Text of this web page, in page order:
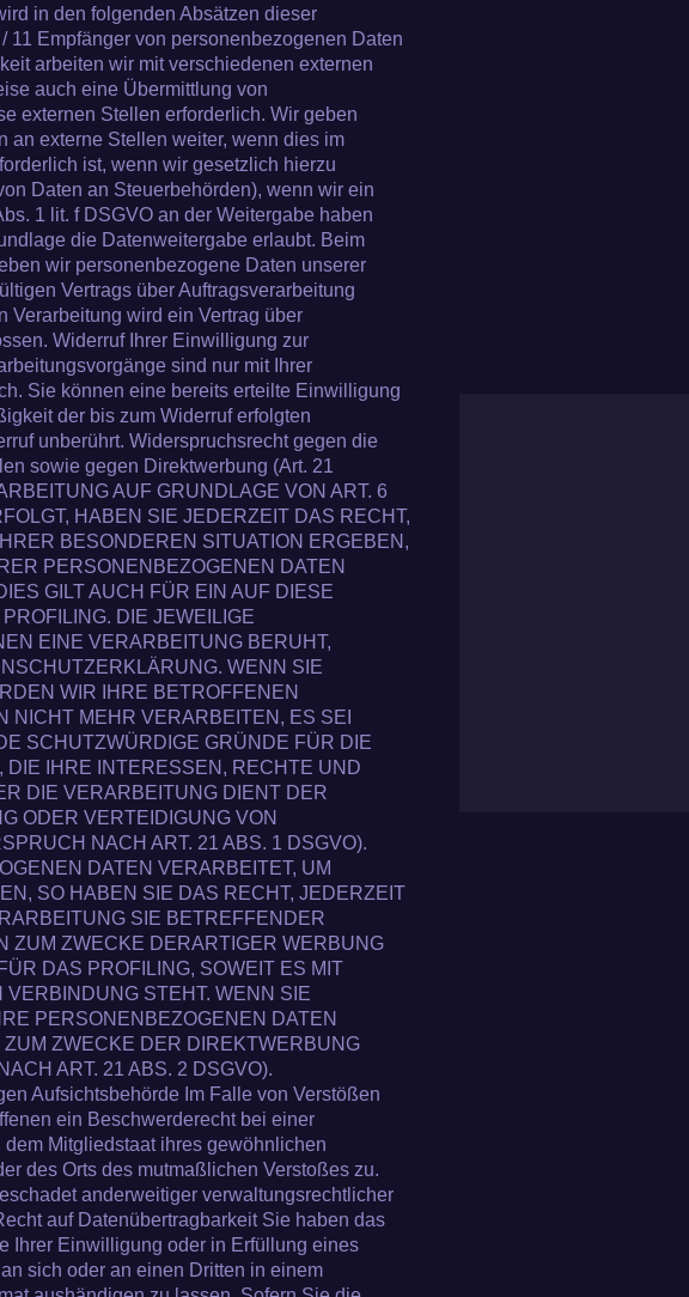
in den folgenden Absätzen dieser
11 Empfänger von personenbezogenen Daten
arbeiten wir mit verschiedenen externen
auch eine Übermittlung von
externen Stellen erforderlich. Wir geben
an externe Stellen weiter, wenn dies im
ist, wenn wir gesetzlich hierzu
Daten an Steuerbehörden), wenn wir ein
1 lit. f DSGVO an der Weitergabe haben
die Datenweitergabe erlaubt. Beim
wir personenbezogene Daten unserer
Vertrags über Auftragsverarbeitung
Verarbeitung wird ein Vertrag über
Widerruf Ihrer Einwilligung zur
sind nur mit Ihrer
Sie können eine bereits erteilte Einwilligung
der bis zum Widerruf erfolgten
unberührt. Widerspruchsrecht gegen die
sowie gegen Direktwerbung (Art. 21
AUF GRUNDLAGE VON ART. 6
HABEN SIE JEDERZEIT DAS RECHT,
BESONDEREN SITUATION ERGEBEN,
PERSONENBEZOGENEN DATEN
GILT AUCH FÜR EIN AUF DIESE
DIE JEWEILIGE
EINE VERARBEITUNG BERUHT,
WENN SIE
WIR IHRE BETROFFENEN
NICHT MEHR VERARBEITEN, ES SEI
SCHUTZWÜRDIGE GRÜNDE FÜR DIE
IHRE INTERESSEN, RECHTE UND
DIE VERARBEITUNG DIENT DER
ODER VERTEIDIGUNG VON
NACH ART. 21 ABS. 1 DSGVO).
DATEN VERARBEITET, UM
SO HABEN SIE DAS RECHT, JEDERZEIT
SIE BETREFFENDER
ZUM ZWECKE DERARTIGER WERBUNG
DAS PROFILING, SOWEIT ES MIT
STEHT. WENN SIE
PERSONENBEZOGENEN DATEN
ZWECKE DER DIREKTWERBUNG
ART. 21 ABS. 2 DSGVO).
Aufsichtsbehörde Im Falle von Verstößen
ein Beschwerderecht bei einer
Mitgliedstaat ihres gewöhnlichen
des Orts des mutmaßlichen Verstoßes zu.
anderweitiger verwaltungsrechtlicher
auf Datenübertragbarkeit Sie haben das
Ihrer Einwilligung oder in Erfüllung eines
sich oder an einen Dritten in einem